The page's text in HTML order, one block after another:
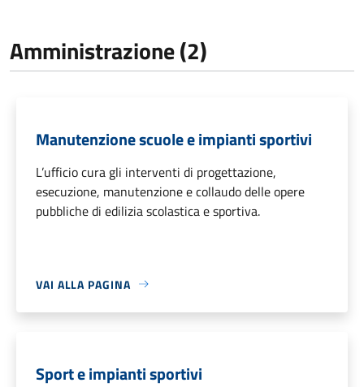
Amministrazione (2)
Manutenzione scuole e impianti sportivi
L’ufficio cura gli interventi di progettazione,
esecuzione, manutenzione e collaudo delle opere
pubbliche di edilizia scolastica e sportiva.
VAI ALLA PAGINA
Sport e impianti sportivi